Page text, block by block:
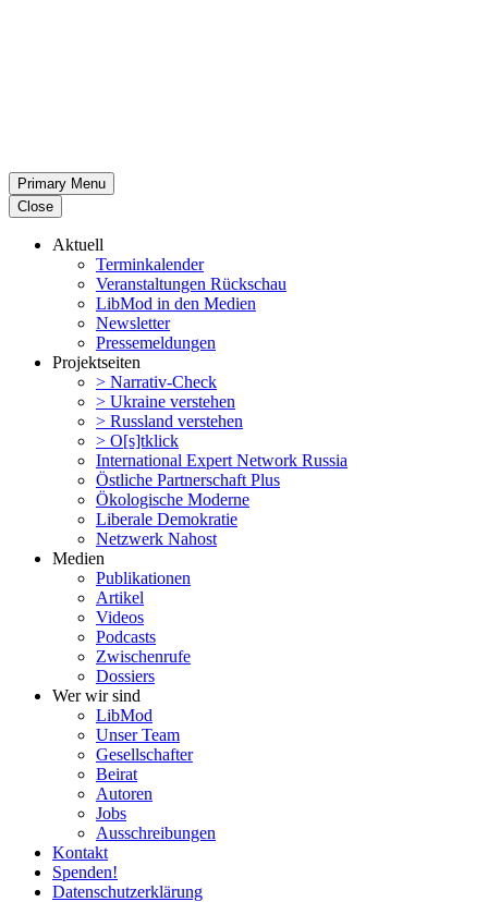
Primary Menu
Close
Aktuell
Termin­ka­lender
Veran­stal­tungen Rückschau
LibMod in den Medien
Newsletter
Presse­mel­dungen
Projekt­seiten
> Narrativ-Check
> Ukraine verstehen
> Russland verstehen
> O[s]tklick
Inter­na­tional Expert Network Russia
Östliche Partner­schaft Plus
Ökolo­gische Moderne
Liberale Demokratie
Netzwerk Nahost
Medien
Publi­ka­tionen
Artikel
Videos
Podcasts
Zwischenrufe
Dossiers
Wer wir sind
LibMod
Unser Team
Gesell­schafter
Beirat
Autoren
Jobs
Ausschrei­bungen
Kontakt
Spenden!
Daten­schutz­er­klärung